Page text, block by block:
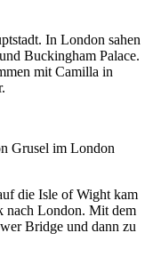
In London sahen
Buckingham Palace.
mit Camilla in
Grusel im London
die Isle of Wight kam
nach London. Mit dem
Bridge und dann zu